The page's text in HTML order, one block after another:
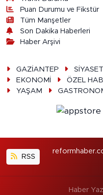
Puan Durumu ve Fikstür
Tüm Manşetler
Son Dakika Haberleri
Haber Arşivi
GAZİANTEP SİYASET
EKONOMİ
ÖZEL
YAŞAM
RSS
Haber